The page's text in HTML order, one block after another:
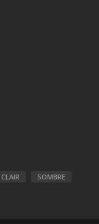
CLAIR SOMBRE